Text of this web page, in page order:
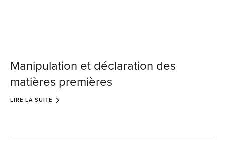
Manipulation et déclaration des
matières premières
LIRE LA SUITE